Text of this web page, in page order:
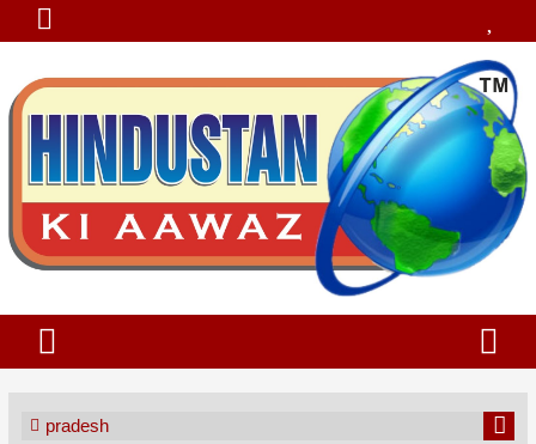
pradesh